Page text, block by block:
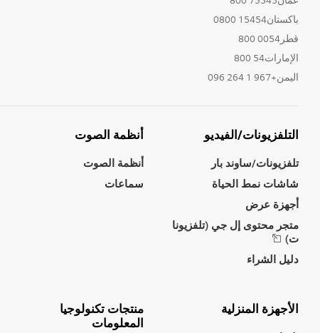
باكستان15454 0800
قطر0054 800
الإمارات54 800
اليمن+967 1 264 096
التلفزيونات/الفيديو
تلفزيونات/ساوند بار
شاشات نمط الحياة
أجهزة عرض
متجر محتوى إل جي (تلفزيونا
ت)
دليل الشراء
أنظمة الصوت
أنظمة الصوت
سماعات
الأجهزة المنزلية
منتجات تكنولوجيا
المعلومات